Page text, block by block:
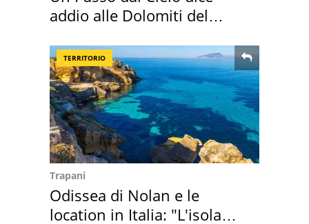
addio alle Dolomiti del
TERRITORIO
Trapani
Odissea di Nolan e le
location in Italia: "L'isola